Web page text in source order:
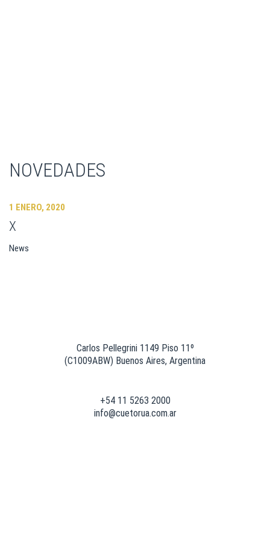
NOVEDADES
1 ENERO, 2020
X
News
Carlos Pellegrini 1149 Piso 11º
(C1009ABW) Buenos Aires, Argentina
+54 11 5263 2000
info@cuetorua.com.ar